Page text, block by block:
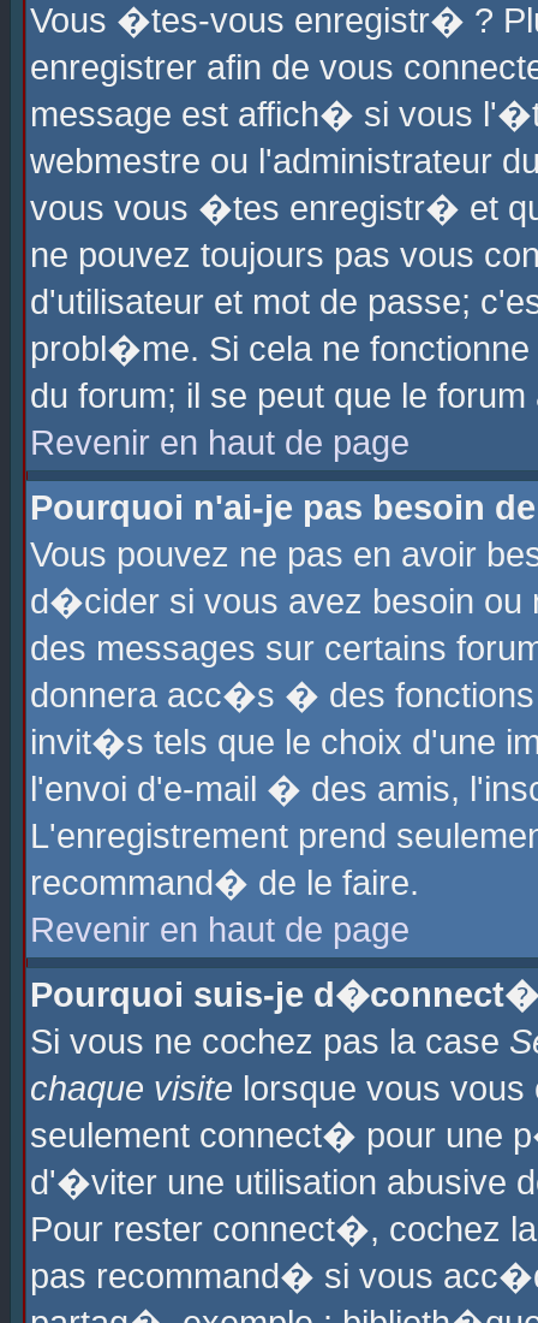
Vous �tes-vous enregistr� ?
enregistrer afin de vous
message est affich� si vous
webmestre ou l'administrateur
vous vous �tes enregistr� et
ne pouvez toujours pas vous
d'utilisateur et mot de passe;
probl�me. Si cela ne
du forum; il se peut que le
Revenir en haut de page
Pourquoi n'ai-je pas besoin
Vous pouvez ne pas en avoir
d�cider si vous avez besoin ou
des messages sur certains
donnera acc�s � des fonctions
invit�s tels que le choix d'une
l'envoi d'e-mail � des amis,
L'enregistrement prend
recommand� de le faire.
Revenir en haut de page
Pourquoi suis-je
Si vous ne cochez pas la case
chaque visite lorsque vous
seulement connect� pour une
d'�viter une utilisation abusive
Pour rester connect�, cochez
pas recommand� si vous